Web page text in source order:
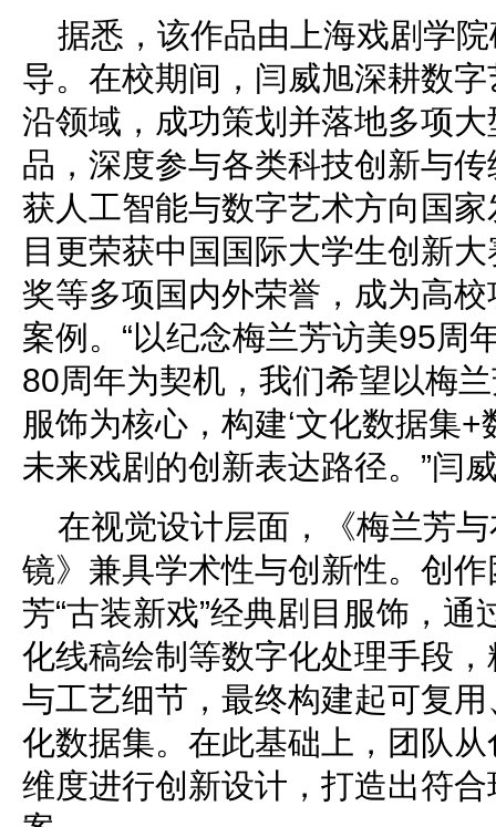
据悉，该作品由上海戏剧学
导。在校期间，闫威旭深耕数
沿领域，成功策划并落地多项
品，深度参与各类科技创新与
获人工智能与数字艺术方向国
目更荣获中国国际大学生创新
奖等多项国内外荣誉，成为高
案例。“以纪念梅兰芳访美95周
80周年为契机，我们希望以梅
服饰为核心，构建‘文化数据集+
未来戏剧的创新表达路径。”闫
在视觉设计层面，《梅兰芳
镜》兼具学术性与创新性。创
芳“古装新戏”经典剧目服饰，
化线稿绘制等数字化处理手段
与工艺细节，最终构建起可复
化数据集。在此基础上，团队
维度进行创新设计，打造出符